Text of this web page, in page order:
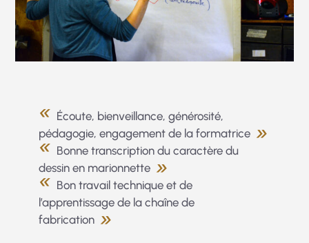
Écoute, bienveillance, générosité,
pédagogie, engagement de la formatrice
Bonne transcription du caractère du
dessin en marionnette
Bon travail technique et de
l’apprentissage de la chaîne de
fabrication